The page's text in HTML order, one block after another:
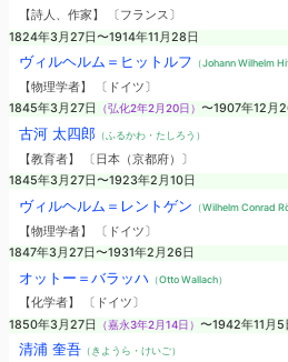
【詩人、作家】 〔フランス〕
1824年3月27日〜1914年11月28日
ヴィルヘルム＝ヒットルフ （Johann Wilhelm
【物理学者】 〔ドイツ〕
1845年3月27日
（弘化2年2月20日） 〜1907年12月
古河 太四郎（ふるかわ・たしろう）
【教育者】 〔日本（京都府）〕
1845年3月27日〜1923年2月10日
ヴィルヘルム＝レントゲン （Wilhelm Conrad
【物理学者】 〔ドイツ〕
1847年3月27日〜1931年2月26日
オットー＝バラッハ （Otto Wallach）
【化学者】 〔ドイツ〕
1850年3月27日
（嘉永3年2月14日） 〜1942年11月5
清浦 奎吾（きようら・けいご）